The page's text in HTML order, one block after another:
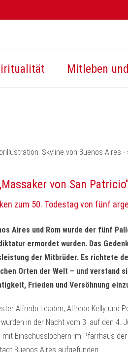
Mitleben
von San
zum 50. Todestag von fünf
Aires und Rom wurde der fünf
ermordet wurden. Das
der Mitbrüder. Es richtete
Orten der Welt – und verstand
Frieden und Versöhnung
Alfredo Leaden, Alfredo Kelly und
in der Nacht vom 3. auf den 4.
mit Einschusslöchern im Pfarrhaus der
Buenos Aires aufgefunden.